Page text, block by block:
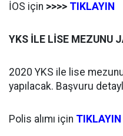
İOS için >>>> TIKLAYIN
YKS İLE LİSE MEZUNU
2020 YKS ile lise
yapılacak. Başvuru
Polis alımı için TIKLAYIN